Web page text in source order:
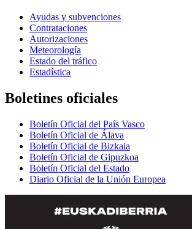
Ayudas y subvenciones
Contrataciones
Autorizaciones
Meteorología
Estado del tráfico
Estadística
Boletines oficiales
Boletín Oficial del País Vasco
Boletín Oficial de Álava
Boletín Oficial de Bizkaia
Boletín Oficial de Gipuzkoa
Boletín Oficial del Estado
Diario Oficial de la Unión Europea